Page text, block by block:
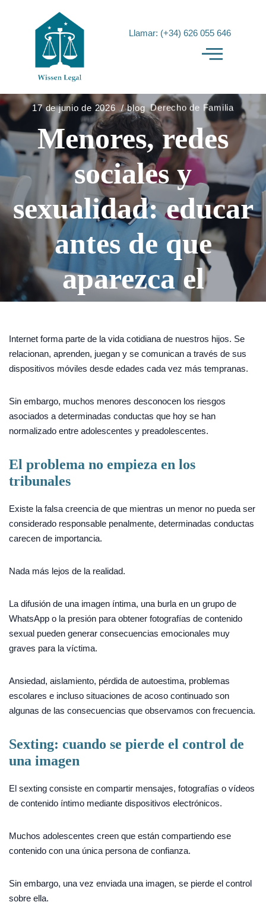
Llamar: (+34) 626 055 646
17 de junio de 2026 blog Derecho de Familia
Menores, redes
sociales y
sexualidad: educar
antes de que
aparezca el
Internet forma parte de la vida cotidiana de nuestros hijos. Se
relacionan, aprenden, juegan y se comunican a través de sus
dispositivos móviles desde edades cada vez más tempranas.
Sin embargo, muchos menores desconocen los riesgos
asociados a determinadas conductas que hoy se han
normalizado entre adolescentes y preadolescentes.
El problema no empieza en los
tribunales
Existe la falsa creencia de que mientras un menor no pueda ser
considerado responsable penalmente, determinadas conductas
carecen de importancia.
Nada más lejos de la realidad.
La difusión de una imagen íntima, una burla en un grupo de
WhatsApp o la presión para obtener fotografías de contenido
sexual pueden generar consecuencias emocionales muy
graves para la víctima.
Ansiedad, aislamiento, pérdida de autoestima, problemas
escolares e incluso situaciones de acoso continuado son
algunas de las consecuencias que observamos con frecuencia.
Sexting: cuando se pierde el control de
una imagen
El sexting consiste en compartir mensajes, fotografías o vídeos
de contenido íntimo mediante dispositivos electrónicos.
Muchos adolescentes creen que están compartiendo ese
contenido con una única persona de confianza.
Sin embargo, una vez enviada una imagen, se pierde el control
sobre ella.